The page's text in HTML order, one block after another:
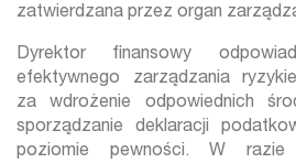
zatwierdzana przez organ
Dyrektor finansowy
efektywnego zarządzania
za wdrożenie odpowiednich
sporządzanie deklaracji
poziomie pewności. W razie